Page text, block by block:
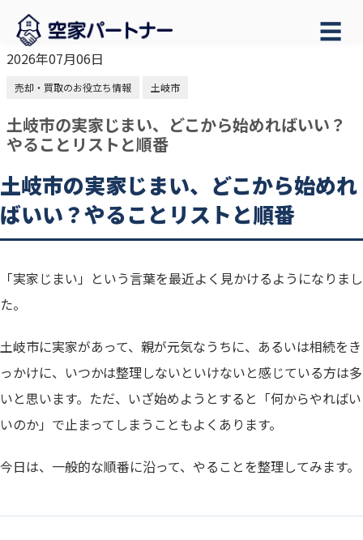
☰
2026年07月06日
売却・買取のお役立ち情報 土岐市
土岐市の実家じまい、どこから始めればいい？
やることリストと順番
土岐市の実家じまい、どこから始めれ
ばいい？やることリストと順番
「実家じまい」という言葉を最近よく見かけるようになりまし
た。
土岐市に実家があって、親が元気なうちに、あるいは相続をき
っかけに、いつかは整理しないといけないと感じている方は多
いと思います。ただ、いざ始めようとすると「何からやればい
いのか」で止まってしまうこともよくあります。
今日は、一般的な順番に沿って、やることを整理してみます。